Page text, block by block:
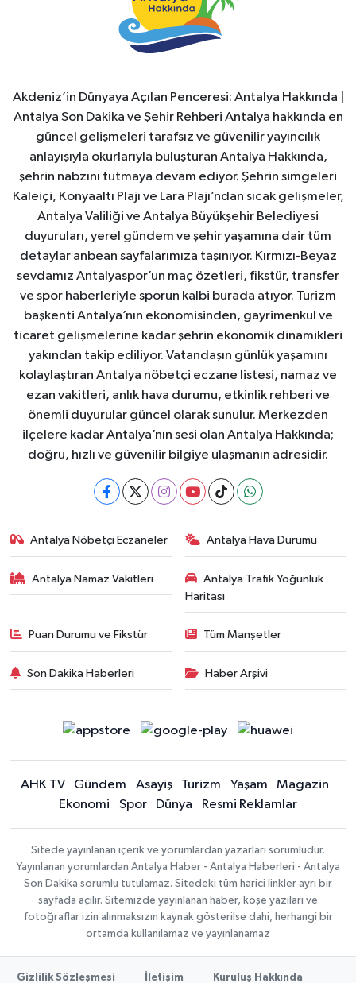
Akdeniz’in Dünyaya Açılan Penceresi: Antalya Hakkında |
Antalya Son Dakika ve Şehir Rehberi Antalya hakkında en
güncel gelişmeleri tarafsız ve güvenilir yayıncılık
anlayışıyla okurlarıyla buluşturan Antalya Hakkında,
şehrin nabzını tutmaya devam ediyor. Şehrin simgeleri
Kaleiçi, Konyaaltı Plajı ve Lara Plajı’ndan sıcak gelişmeler,
Antalya Valiliği ve Antalya Büyükşehir Belediyesi
duyuruları, yerel gündem ve şehir yaşamına dair tüm
detaylar anbean sayfalarımıza taşınıyor. Kırmızı-Beyaz
sevdamız Antalyaspor’un maç özetleri, fikstür, transfer
ve spor haberleriyle sporun kalbi burada atıyor. Turizm
başkenti Antalya’nın ekonomisinden, gayrimenkul ve
ticaret gelişmelerine kadar şehrin ekonomik dinamikleri
yakından takip ediliyor. Vatandaşın günlük yaşamını
kolaylaştıran Antalya nöbetçi eczane listesi, namaz ve
ezan vakitleri, anlık hava durumu, etkinlik rehberi ve
önemli duyurular güncel olarak sunulur. Merkezden
ilçelere kadar Antalya’nın sesi olan Antalya Hakkında;
doğru, hızlı ve güvenilir bilgiye ulaşmanın adresidir.
Antalya Nöbetçi Eczaneler Antalya Hava Durumu
Antalya Namaz Vakitleri
Antalya Trafik Yoğunluk
Haritası
Puan Durumu ve Fikstür Tüm Manşetler
Son Dakika Haberleri Haber Arşivi
AHK TV Gündem Asayiş Turizm Yaşam
Magazin
Ekonomi
Spor Dünya Resmi Reklamlar
Sitede yayınlanan içerik ve yorumlardan yazarları sorumludur.
Yayınlanan yorumlardan Antalya Haber - Antalya Haberleri - Antalya
Son Dakika sorumlu tutulamaz. Sitedeki tüm harici linkler ayrı bir
sayfada açılır. Sitemizde yayınlanan haber, köşe yazıları ve
fotoğraflar izin alınmaksızın kaynak gösterilse dahi, herhangi bir
ortamda kullanılamaz ve yayınlanamaz
Gizlilik Sözleşmesi İletişim Kuruluş Hakkında